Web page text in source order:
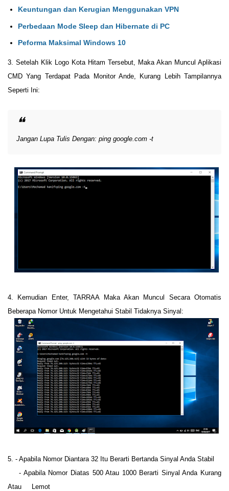
Keuntungan dan Kerugian Menggunakan VPN
Perbedaan Mode Sleep dan Hibernate di PC
Peforma Maksimal Windows 10
3. Setelah Klik Logo Kota Hitam Tersebut, Maka Akan Muncul Aplikasi
CMD Yang Terdapat Pada Monitor Ande, Kurang Lebih Tampilannya
Seperti Ini:
Jangan Lupa Tulis Dengan: ping google.com -t
4. Kemudian Enter, TARRAA Maka Akan Muncul Secara Otomatis
Beberapa Nomor Untuk Mengetahui Stabil Tidaknya Sinyal:
5. - Apabila Nomor Diantara 32 Itu Berarti Bertanda Sinyal Anda Stabil
- Apabila Nomor Diatas 500 Atau 1000 Berarti Sinyal Anda Kurang
Atau Lemot